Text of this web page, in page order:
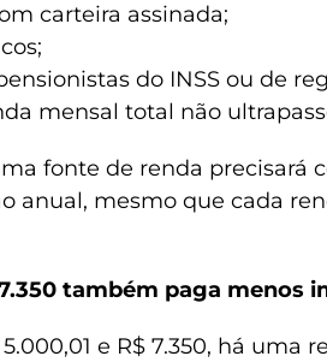
carteira assinada;
do INSS ou de
mensal total não
fonte de renda precisará
anual, mesmo que cada
também paga menos
e R$ 7.350, há uma